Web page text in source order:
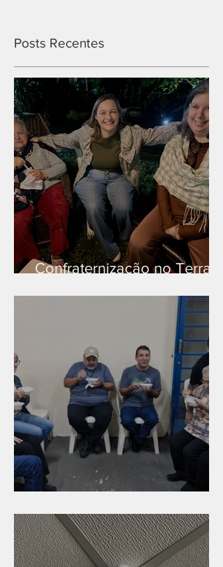
Posts Recentes
Confraternização no Terra